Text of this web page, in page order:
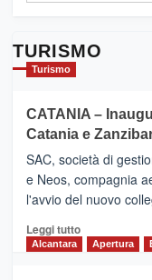
TURISMO
Turismo
CATANIA –
Catania e
SAC, società di
e Neos, compagnia
l'avvio del nuovo
Leggi tuttoLeggi
Alcantara Apertura